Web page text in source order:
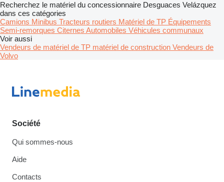
Recherchez le matériel du concessionnaire Desguaces Velázquez
dans ces catégories
Camions Minibus Tracteurs routiers Matériel de TP Équipements
Semi-remorques Citernes Automobiles Véhicules communaux
Voir aussi
Vendeurs de matériel de TP matériel de construction Vendeurs de
Volvo
Société
Qui sommes-nous
Aide
Contacts